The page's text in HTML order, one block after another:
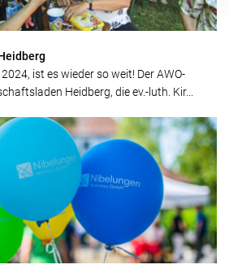
ist es wieder so weit! Der AWO-
Heidberg, die ev.-luth. Kir...